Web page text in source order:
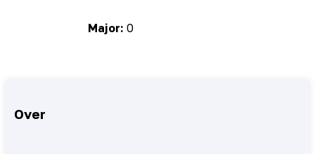
Major: 0
Over